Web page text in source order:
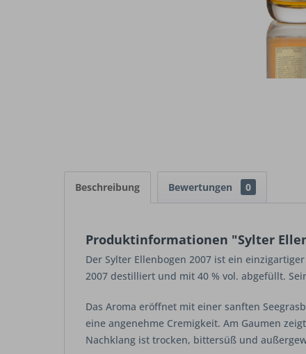
Beschreibung Bewertungen 0
Produktinformationen "Sylter
Der Sylter Ellenbogen 2007 ist ein
2007 destilliert und mit 40 % vol. abgefüllt.
Das Aroma eröffnet mit einer sanften
eine angenehme Cremigkeit. Am Gaumen
Nachklang ist trocken, bittersüß und